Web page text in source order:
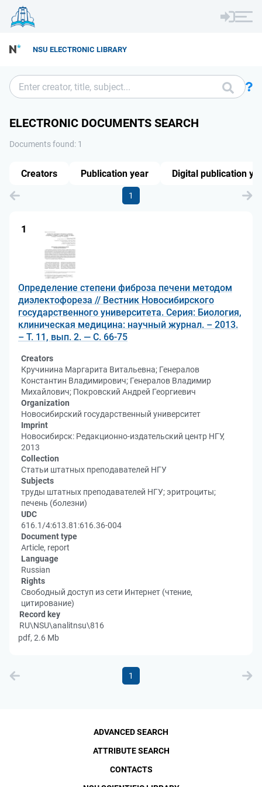
NSU ELECTRONIC LIBRARY
ELECTRONIC DOCUMENTS SEARCH
Documents found: 1
1
1
Определение степени фиброза печени методом
диэлектофореза // Вестник Новосибирского
государственного университета. Серия: Биология,
клиническая медицина: научный журнал. – 2013.
– Т. 11, вып. 2. — С. 66-75
Creators
Кручинина Маргарита Витальевна; Генералов
Константин Владимирович; Генералов Владимир
Михайлович; Покровский Андрей Георгиевич
Organization
Новосибирский государственный университет
Imprint
Новосибирск: Редакционно-издательский центр НГУ,
2013
Collection
Статьи штатных преподавателей НГУ
Subjects
труды штатных преподавателей НГУ; эритроциты;
печень (болезни)
UDC
616.1/4:613.81:616.36-004
Document type
Article, report
Language
Russian
Rights
Свободный доступ из сети Интернет (чтение,
цитирование)
Record key
RU\NSU\analitnsu\816
pdf, 2.6 Mb
1
Creators Publication year Digital publication
ADVANCED SEARCH
ATTRIBUTE SEARCH
CONTACTS